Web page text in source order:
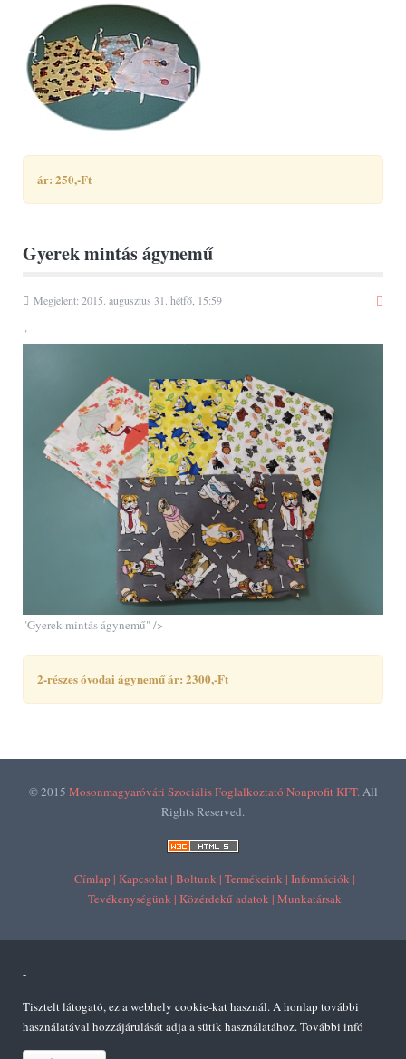
ár: 250,-Ft
Gyerek mintás ágynemű
Megjelent: 2015. augusztus 31. hétfő, 15:59
"
"Gyerek mintás ágynemű" />
2-részes óvodai ágynemű ár: 2300,-Ft
© 2015 Mosonmagyaróvári Szociális Foglalkoztató Nonprofit KFT. All
Rights Reserved.
Címlap | Kapcsolat | Boltunk | Termékeink | Információk |
Tevékenységünk | Közérdekű adatok | Munkatársak
-
Tisztelt látogató, ez a webhely cookie-kat használ. A honlap további
használatával hozzájárulását adja a sütik használatához. További infó